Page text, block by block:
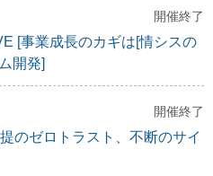
開催終了
[事業成長のカギは[情シスの
開発]
開催終了
のゼロトラスト、不断のサイ